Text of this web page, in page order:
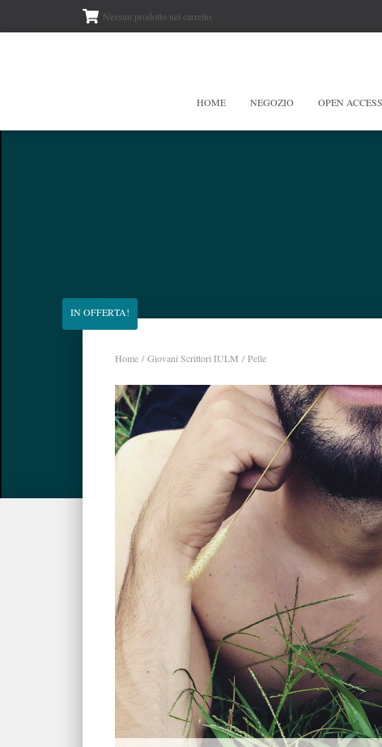
Nessun prodotto nel carrello.
HOME NEGOZIO OPEN ACCESS
Home /Giovani Scrittori IULM / Pelle
IN OFFERTA!